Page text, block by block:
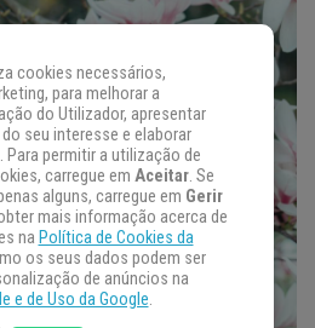
cookies necessários,
para melhorar a
do Utilizador, apresentar
seu interesse e elaborar
permitir a utilização de
carregue em Aceitar. Se
alguns, carregue em Gerir
mais informação acerca de
na Política de Cookies da
os seus dados podem ser
de anúncios na
e de Uso da Google.